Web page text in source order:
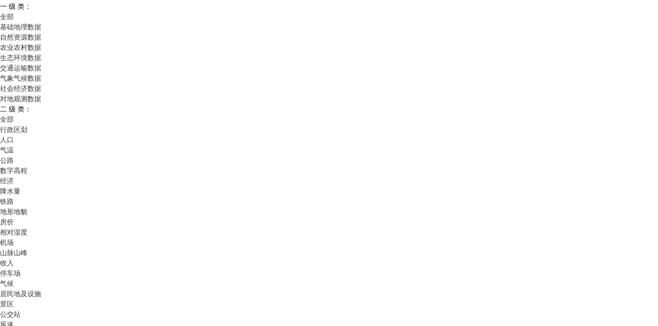
一 级 类：
全部
基础地理数据
自然资源数据
农业农村数据
生态环境数据
交通运输数据
气象气候数据
社会经济数据
对地观测数据
二 级 类：
全部
行政区划
人口
气温
公路
数字高程
经济
降水量
铁路
地形地貌
房价
相对湿度
机场
山脉山峰
收入
停车场
气候
居民地及设施
景区
公交站
风速